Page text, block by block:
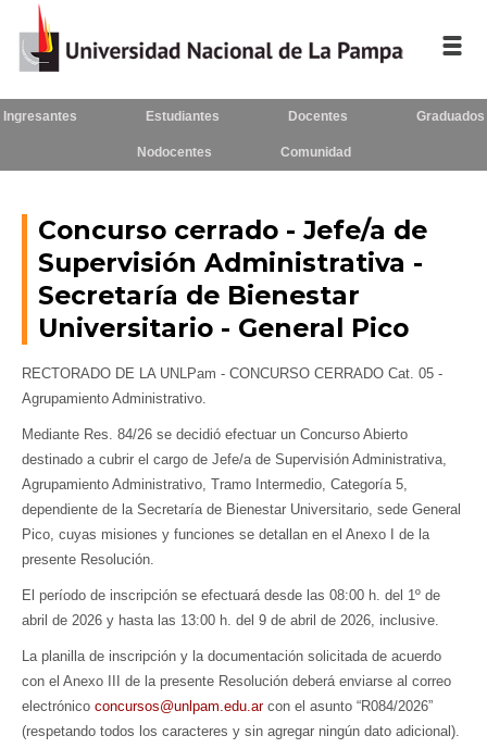
La UNLPam
Consejo Superior
Rectorado / Secretarías
Facultades
Contacto
Seguínosen:
Ingresantes Estudiantes Docentes Graduados
Nodocentes Comunidad
Concurso cerrado - Jefe/a de
Supervisión Administrativa -
Secretaría de Bienestar
Universitario - General Pico
RECTORADO DE LA UNLPam - CONCURSO CERRADO Cat. 05 -
Agrupamiento Administrativo.
Mediante Res. 84/26 se decidió efectuar un Concurso Abierto
destinado a cubrir el cargo de Jefe/a de Supervisión Administrativa,
Agrupamiento Administrativo, Tramo Intermedio, Categoría 5,
dependiente de la Secretaría de Bienestar Universitario, sede General
Pico, cuyas misiones y funciones se detallan en el Anexo I de la
presente Resolución.
El período de inscripción se efectuará desde las 08:00 h. del 1º de
abril de 2026 y hasta las 13:00 h. del 9 de abril de 2026, inclusive.
La planilla de inscripción y la documentación solicitada de acuerdo
con el Anexo III de la presente Resolución deberá enviarse al correo
electrónico concursos@unlpam.edu.arcon el asunto “R084/2026”
(respetando todos los caracteres y sin agregar ningún dato adicional).